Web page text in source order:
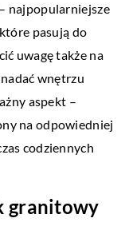
najpopularniejsze
pasują do
uwagę także na
wnętrzu
aspekt –
na odpowiedniej
codziennych
granitowy